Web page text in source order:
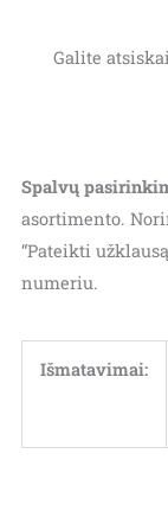
Galite
Spalvų
asortimento.
“Pateikti
numeriu.
Išmatavimai: